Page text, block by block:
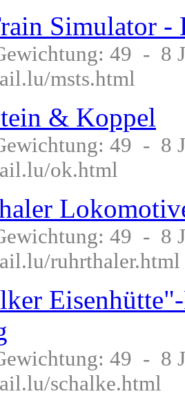
Simulator -
49 - 8
msts.html
& Koppel
49 - 8
ok.html
49 - 8
ruhrthaler.html
49 - 8
schalke.html